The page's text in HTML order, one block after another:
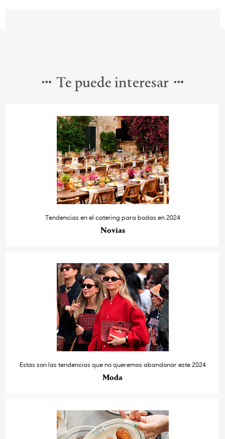
Te puede interesar
Tendencias en el catering para bodas en 2024
Novias
Estas son las tendencias que no queremos abandonar este 2024
Moda